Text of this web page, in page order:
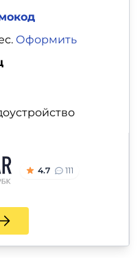
Оформить
4.7 111